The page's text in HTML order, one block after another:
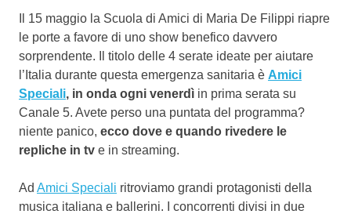
Il 15 maggio la Scuola di Amici di Maria De Filippi riapre
le porte a favore di uno show benefico davvero
sorprendente. Il titolo delle 4 serate ideate per aiutare
l’Italia durante questa emergenza sanitaria è Amici
Speciali, in onda ogni venerdì in prima serata su
Canale 5. Avete perso una puntata del programma?
niente panico, ecco dove e quando rivedere le
repliche in tv e in streaming.
Ad Amici Speciali ritroviamo grandi protagonisti della
musica italiana e ballerini. I concorrenti divisi in due